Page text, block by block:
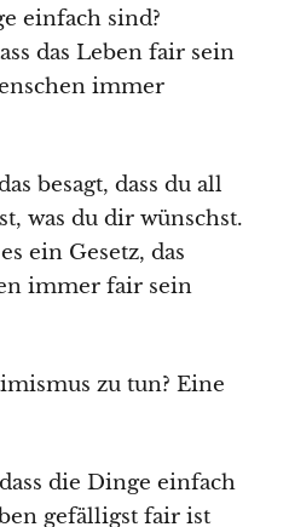
einfach sind?
das Leben fair sein
immer
besagt, dass du all
was du dir wünschst.
ein Gesetz, das
immer fair sein
zu tun? Eine
die Dinge einfach
gefälligst fair ist